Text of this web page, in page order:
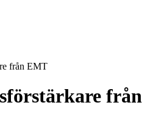
från EMT
från